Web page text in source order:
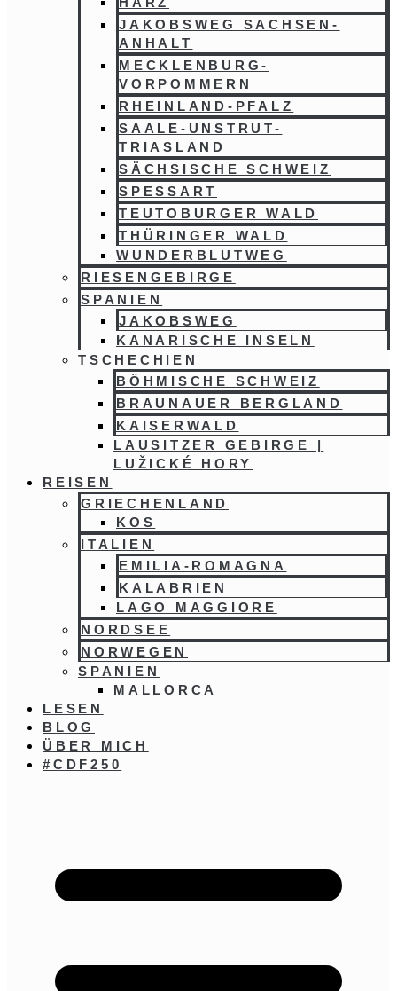
JAKOBSWEG SACHSEN-
ANHALT
MECKLENBURG-
VORPOMMERN
RHEINLAND-PFALZ
SAALE-UNSTRUT-
TRIASLAND
SÄCHSISCHE SCHWEIZ
SPESSART
TEUTOBURGER WALD
THÜRINGER WALD
WUNDERBLUTWEG
RIESENGEBIRGE
SPANIEN
JAKOBSWEG
KANARISCHE INSELN
TSCHECHIEN
BÖHMISCHE SCHWEIZ
BRAUNAUER BERGLAND
KAISERWALD
LAUSITZER GEBIRGE |
LUŽICKÉ HORY
REISEN
GRIECHENLAND
KOS
ITALIEN
EMILIA-ROMAGNA
KALABRIEN
LAGO MAGGIORE
NORDSEE
NORWEGEN
SPANIEN
MALLORCA
LESEN
BLOG
ÜBER MICH
#CDF250